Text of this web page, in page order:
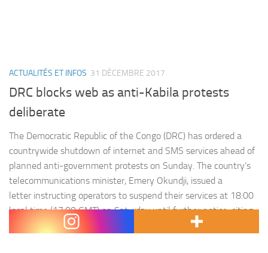
ACTUALITÉS ET INFOS 31 DÉCEMBRE 2017
DRC blocks web as anti-Kabila protests
deliberate
The Democratic Republic of the Congo (DRC) has ordered a
countrywide shutdown of internet and SMS services ahead of
planned anti-government protests on Sunday. The country’s
telecommunications minister, Emery Okundji, issued a
letter instructing operators to suspend their services at 18:00
local time (17:00 GMT) on Saturday until further notice, citing
« state security » reasons. The move…